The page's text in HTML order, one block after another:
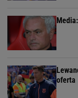
oferta